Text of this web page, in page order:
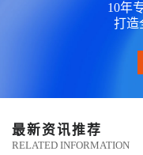
10年
打造
最新资讯推荐
RELATED INFORMATION